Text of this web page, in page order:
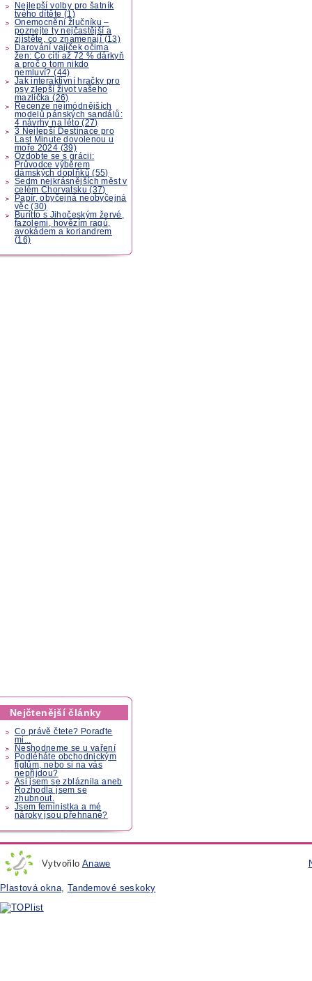
Nejlepší volby pro šatník
tvého dítěte (1)
Onemocnění žlučníku –
poznejte ty nejčastější a
zjistěte, co znamenají (13)
Darování vajíček očima
žen: Co cítí až 72 % dárkyň
a proč o tom nikdo
nemluví? (44)
Jak interaktivní hračky pro
psy zlepší život vašeho
mazlíčka (26)
Recenze nejmódnějších
modelů pánských sandálů:
4 návrhy na léto (27)
3 Nejlepší Destinace pro
Last Minute dovolenou u
moře 2024 (39)
Ozdobte se s grácii:
Průvodce výběrem
dámských doplňků (55)
Sedm nejkrásnějších měst v
celém Chorvatsku (37)
Papír, obyčejná neobyčejná
věc (30)
Buritto s Jihočeským žervé,
fazolemi, hovězím ragú,
avokádem a koriandrem
(16)
Nejčtenější články
Co právě čtete? Poraďte
mi...
Neshodneme se u vaření
Podléháte obchodnickým
fíglům, nebo si na vás
nepřijdou?
Asi jsem se zbláznila aneb
Rozhodla jsem se
zhubnout.
Jsem feministka a mé
nároky jsou přehnané?
Vytvořilo Anawe
Plastová okna, Tandemové seskoky